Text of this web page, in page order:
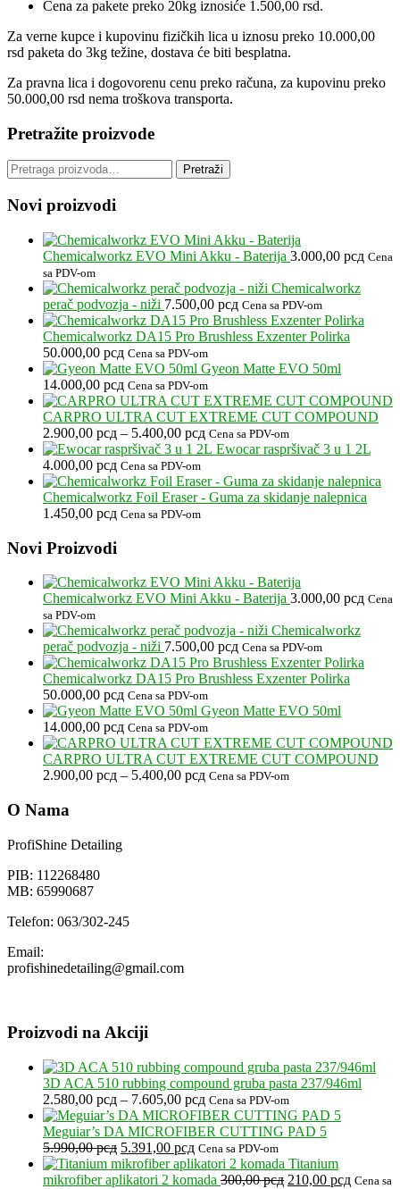
Cena za pakete preko 20kg iznosiće 1.500,00 rsd.
Za verne kupce i kupovinu fizičkih lica u iznosu preko 10.000,00
rsd paketa do 3kg težine, dostava će biti besplatna.
Za pravna lica i dogovorenu cenu preko računa, za kupovinu preko
50.000,00 rsd nema troškova transporta.
Pretražite proizvode
Pretraga
za:
Pretraži
Novi proizvodi
Chemicalworkz EVO Mini Akku - Baterija 3.000,00 рсд Cena
sa PDV-om
Chemicalworkz
perač podvozja - niži 7.500,00 рсд Cena sa PDV-om
Chemicalworkz DA15 Pro Brushless Exzenter Polirka
50.000,00 рсд Cena sa PDV-om
Gyeon Matte EVO 50ml
14.000,00 рсд Cena sa PDV-om
CARPRO ULTRA CUT EXTREME CUT COMPOUND
2.900,00 рсд – 5.400,00 рсдRaspon
cena:
2.900,00 рсд
do
Cena sa PDV-om
Ewocar raspršivač 3 u 1 2L
4.000,00 рсд Cena sa PDV-om
Chemicalworkz Foil Eraser - Guma za skidanje nalepnica
1.450,00 рсд Cena sa PDV-om
Footer
Novi Proizvodi
Chemicalworkz EVO Mini Akku - Baterija 3.000,00 рсд Cena
sa PDV-om
Chemicalworkz
perač podvozja - niži 7.500,00 рсд Cena sa PDV-om
Chemicalworkz DA15 Pro Brushless Exzenter Polirka
50.000,00 рсд Cena sa PDV-om
Gyeon Matte EVO 50ml
14.000,00 рсд Cena sa PDV-om
CARPRO ULTRA CUT EXTREME CUT COMPOUND
2.900,00 рсд – 5.400,00 рсдRaspon
Cena sa PDV-om
O Nama
ProfiShine Detailing
PIB: 112268480
MB: 65990687
Telefon: 063/302-245
Email:
profishinedetailing@gmail.com
Proizvodi na Akciji
3D ACA 510 rubbing compound gruba pasta 237/946ml
2.580,00 рсд – 7.605,00 рсдRaspon
cena:
od
2.580,00 рсд
do
7.605,00 рсд
Cena sa PDV-om
Meguiar’s DA MICROFIBER CUTTING PAD 5
5.990,00рсд Originalna
cena
je
5.391,00 рсдTrenutna
cena
je:
Cena sa PDV-om
Titanium
mikrofiber aplikatori 2 komada 300,00рсд Originalna
210,00 рсдTrenutna
Cena sa